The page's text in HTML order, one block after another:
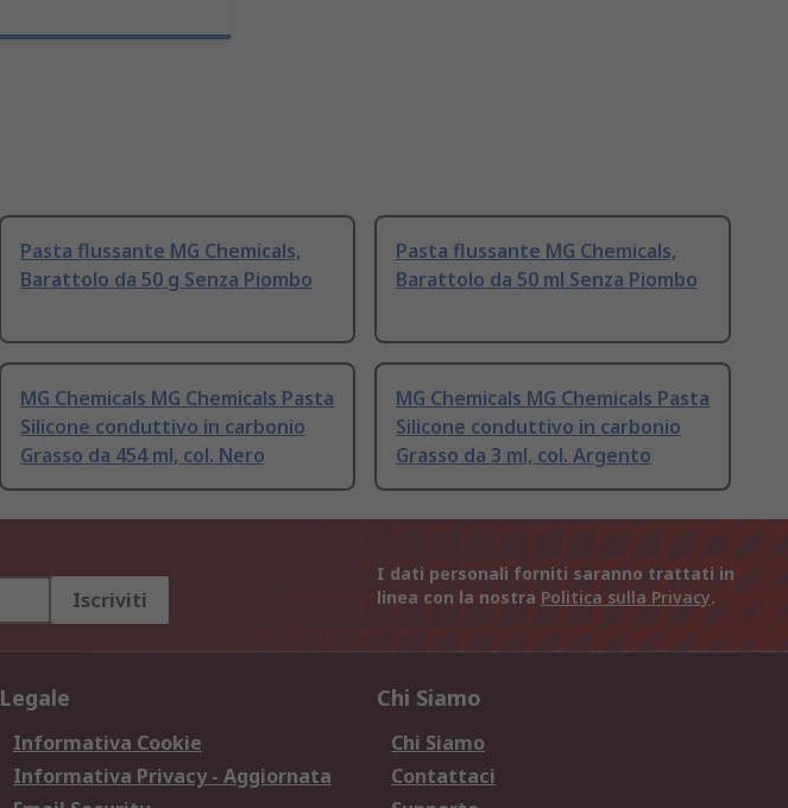
Pasta flussante MG Chemicals,
Barattolo da 50 g Senza Piombo
Pasta flussante MG Chemicals,
Barattolo da 50 ml Senza Piombo
MG Chemicals MG Chemicals Pasta
Silicone conduttivo in carbonio
Grasso da 454 ml, col. Nero
MG Chemicals MG Chemicals Pasta
Silicone conduttivo in carbonio
Grasso da 3 ml, col. Argento
Iscriviti
I dati personali forniti saranno trattati in
linea con la nostra Politica sulla Privacy.
Legale
Informativa Cookie
Informativa Privacy - Aggiornata
Chi Siamo
Chi Siamo
Contattaci